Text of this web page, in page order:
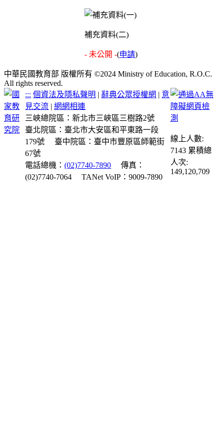
補充資料(二)
- 未公開 -(申請)
中華民國教育部 版權所有 ©2024 Ministry of Education, R.O.C.
All rights reserved.
::: 個資法及隱私聲明 | 辭典公眾授權網 | 意
見交流 |網網相連
三峽總院區：新北市三峽區三樹路2號
臺北院區：臺北市大安區和平東路一段
179號
臺中院區：臺中市豐原區師範街
67號
電話總機：(02)7740-7890
傳真：
(02)7740-7064
TANet VoIP：9009-7890
線上人數:
7143 累積總
人次:
149,120,709